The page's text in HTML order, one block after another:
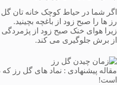
اگر شما در حیاط کوچک خانه تان
رز ها را صبح زود از باغچه بچینید.
زیرا هوای خنک صبح زود از
از برش جلوگیری می کند.
مقاله پیشنهادی : نماد های گل رز
است!